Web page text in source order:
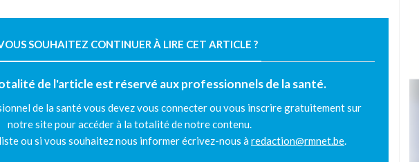
SOUHAITEZ CONTINUER À LIRE CET ARTICLE ?
de l'article est réservé aux professionnels de la santé.
de la santé vous devez vous connecter ou vous inscrire gratuitement sur
notre site pour accéder à la totalité de notre contenu.
ou si vous souhaitez nous informer écrivez-nous àredaction@rmnet.be.